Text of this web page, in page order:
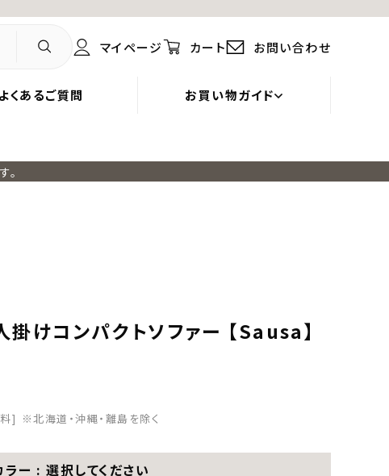
マイページ カート お問い合わせ
よくあるご質問 お買い物ガイド
けコンパクトソファー 【Sausa】
] ※北海道・沖縄・離島を除く
ラー 選択してください